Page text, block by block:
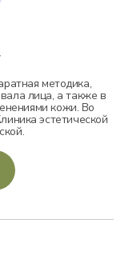
методика,
лица, а также в
кожи. Во
эстетической